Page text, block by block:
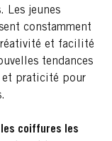
Les jeunes
constamment
et facilité
tendances
praticité pour
les coiffures les